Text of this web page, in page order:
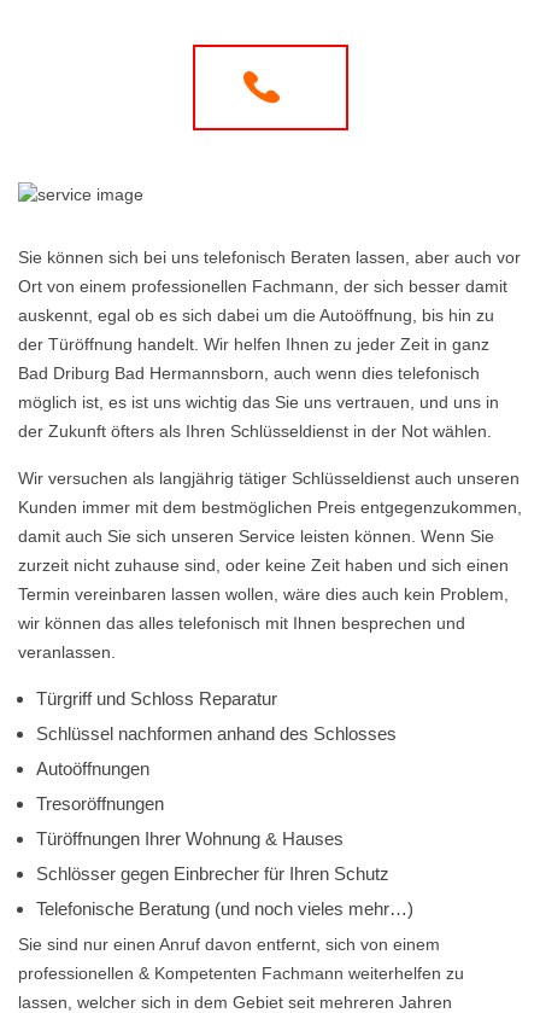
Sie können sich bei uns telefonisch Beraten lassen, aber auch vor
Ort von einem professionellen Fachmann, der sich besser damit
auskennt, egal ob es sich dabei um die Autoöffnung, bis hin zu
der Türöffnung handelt. Wir helfen Ihnen zu jeder Zeit in ganz
Bad Driburg Bad Hermannsborn, auch wenn dies telefonisch
möglich ist, es ist uns wichtig das Sie uns vertrauen, und uns in
der Zukunft öfters als Ihren Schlüsseldienst in der Not wählen.
Wir versuchen als langjährig tätiger Schlüsseldienst auch unseren
Kunden immer mit dem bestmöglichen Preis entgegenzukommen,
damit auch Sie sich unseren Service leisten können. Wenn Sie
zurzeit nicht zuhause sind, oder keine Zeit haben und sich einen
Termin vereinbaren lassen wollen, wäre dies auch kein Problem,
wir können das alles telefonisch mit Ihnen besprechen und
veranlassen.
Türgriff und Schloss Reparatur
Schlüssel nachformen anhand des Schlosses
Autoöffnungen
Tresoröffnungen
Türöffnungen Ihrer Wohnung & Hauses
Schlösser gegen Einbrecher für Ihren Schutz
Telefonische Beratung (und noch vieles mehr…)
Sie sind nur einen Anruf davon entfernt, sich von einem
professionellen & Kompetenten Fachmann weiterhelfen zu
lassen, welcher sich in dem Gebiet seit mehreren Jahren